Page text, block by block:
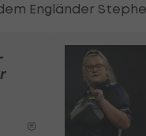
Engländer